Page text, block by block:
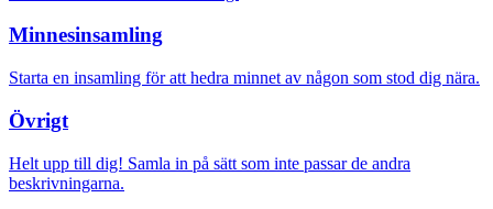
Minnesinsamling
Starta en insamling för att hedra minnet av någon som stod dig nära.
Övrigt
Helt upp till dig! Samla in på sätt som inte passar de andra
beskrivningarna.